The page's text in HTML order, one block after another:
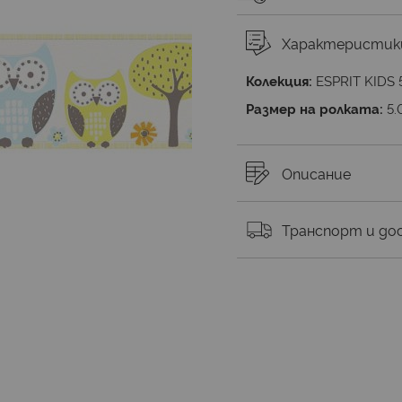
Колекция: ESPRIT KIDS
Размер на ролката:
Описание
Транспорт и